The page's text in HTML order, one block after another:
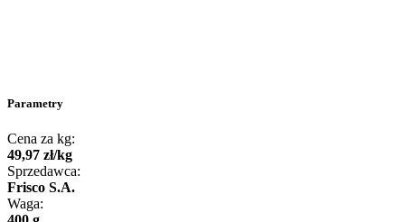
Parametry
Cena za kg:
49,97 zł/kg
Sprzedawca:
Frisco S.A.
Waga: